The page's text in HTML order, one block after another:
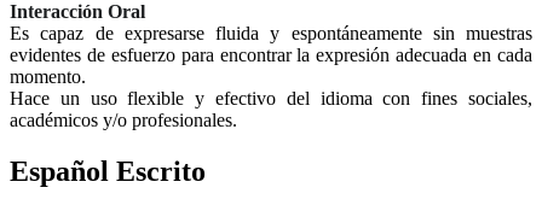
Interacción Oral
Es capaz de expresarse fluida y espontáneamente sin muestras
evidentes de esfuerzo para encontrar la expresión adecuada en cada
momento.
Hace un uso flexible y efectivo del idioma con fines sociales,
académicos y/o profesionales.
Español Escrito